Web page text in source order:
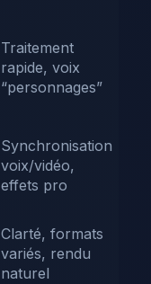
Traitement
rapide, voix
“personnages”
Synchronisation
voix/vidéo,
effets pro
Clarté, formats
variés, rendu
naturel